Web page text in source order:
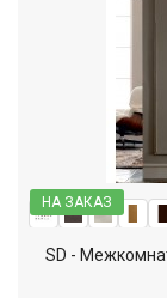
НА ЗАКАЗ
SD -